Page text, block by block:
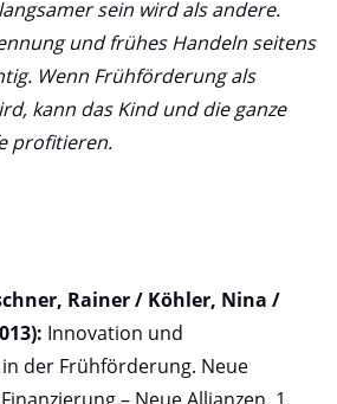
sein wird als andere.
und frühes Handeln seitens
Wenn Frühförderung als
kann das Kind und die ganze
profitieren.
Rainer / Köhler, Nina /
Innovation und
der Frühförderung. Neue